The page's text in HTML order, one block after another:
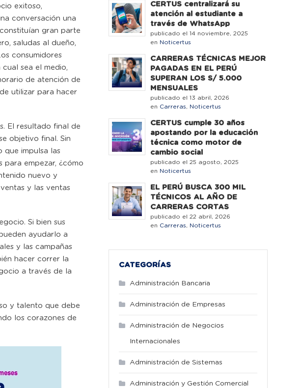
exitoso,
conversación una
gran parte
saludas al dueño,
consumidores
sea el medio,
de atención de
utilizar para hacer
El resultado final de
objetivo final. Sin
que impulsa las
empezar, ¿cómo
nuevo y
y las ventas
Si bien sus
ayudarlo a
y las campañas
hacer correr la
a través de la
y talento que debe
los corazones de
CERTUS centralizará su
atención al estudiante a
través de WhatsApp
publicado el 14 noviembre, 2025
en Noticertus
CARRERAS TÉCNICAS MEJOR
PAGADAS EN EL PERÚ
SUPERAN LOS S/ 5.000
MENSUALES
publicado el 13 abril, 2026
en Carreras, Noticertus
CERTUS cumple 30 años
apostando por la educación
técnica como motor de
cambio social
publicado el 25 agosto, 2025
en Noticertus
EL PERÚ BUSCA 300 MIL
TÉCNICOS AL AÑO DE
CARRERAS CORTAS
publicado el 22 abril, 2026
en Carreras, Noticertus
CATEGORÍAS
Administración Bancaria
Administración de Empresas
Administración de Negocios
Internacionales
Administración de Sistemas
Administración y Gestión Comercial